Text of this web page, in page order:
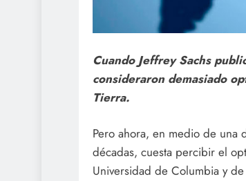
Cuando Jeffrey Sachs
consideraron demasiado
Tierra.
Pero ahora, en medio de una
décadas, cuesta percibir el
Universidad de Columbia y